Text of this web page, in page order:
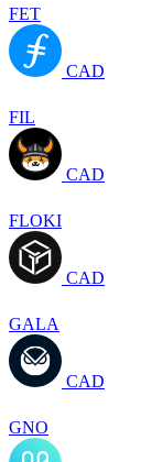
FET
CAD
FIL
CAD
FLOKI
CAD
GALA
CAD
GNO